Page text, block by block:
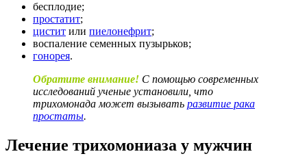
бесплодие;
простатит;
цистит или пиелонефрит;
воспаление семенных пузырьков;
гонорея.
Обратите внимание! С помощью современных
исследований ученые установили, что
трихомонада может вызывать развитие рака
простаты.
Лечение трихомониаза у мужчин